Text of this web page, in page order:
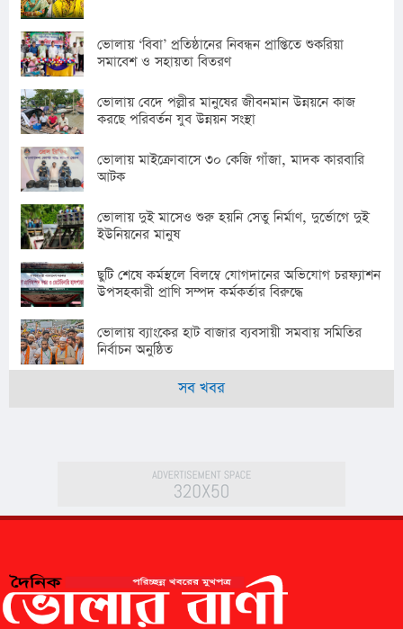
ভোলায় ‘বিবা’ প্রতিষ্ঠানের নিবন্ধন প্রাপ্তিতে শুকরিয়া
সমাবেশ ও সহায়তা বিতরণ
ভোলায় বেদে পল্লীর মানুষের জীবনমান উন্নয়নে কাজ
করছে পরিবর্তন যুব উন্নয়ন সংস্থা
ভোলায় মাইক্রোবাসে ৩০ কেজি গাঁজা, মাদক কারবারি
আটক
ভোলায় দুই মাসেও শুরু হয়নি সেতু নির্মাণ, দুর্ভোগে দুই
ইউনিয়নের মানুষ
ছুটি শেষে কর্মস্থলে বিলম্বে যোগদানের অভিযোগ চরফ্যাশন
উপসহকারী প্রাণি সম্পদ কর্মকর্তার বিরুদ্ধে
ভোলায় ব্যাংকের হাট বাজার ব্যবসায়ী সমবায় সমিতির
নির্বাচন অনুষ্ঠিত
সব খবর